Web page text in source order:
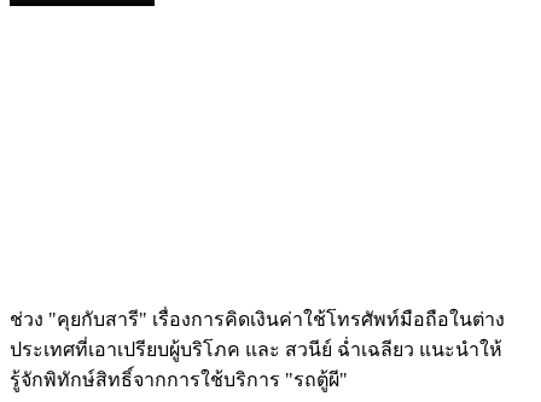
ช่วง "คุยกับสารี" เรื่องการคิดเงินค่าใช้โทรศัพท์มือถือในต่าง
ประเทศที่เอาเปรียบผู้บริโภค และ สวนีย์ ฉ่ำเฉลียว แนะนำให้
รู้จักพิทักษ์สิทธิ์จากการใช้บริก­าร "รถตู้ผี"